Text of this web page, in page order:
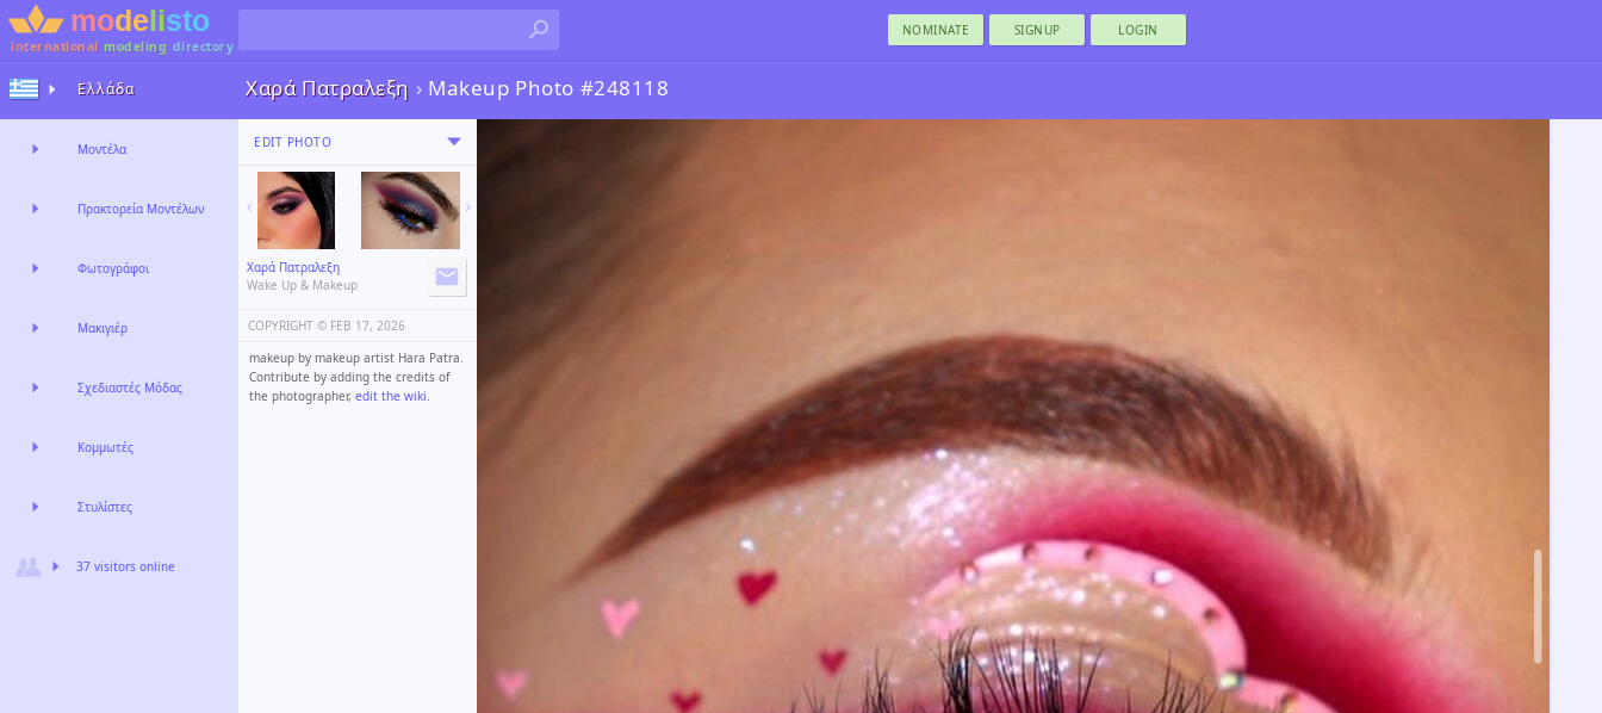
international modeling directory
NOMINATE SIGNUP LOGIN
Χαρά Πατραλεξη › Makeup Photo #248118
EDIT PHOTO
Χαρά Πατραλεξη
Wake Up & Makeup
COPYRIGHT ©️ FEB 17, 2026
makeup by makeup artist Hara Patra.
Contribute by adding the credits of
the photographer, edit the wiki.
Ελλάδα
Μοντέλα
Πρακτορεία Μοντέλων
Φωτογράφοι
Μακιγιέρ
Σχεδιαστές Μόδας
Κομμωτές
Στυλίστες
37 visitors online